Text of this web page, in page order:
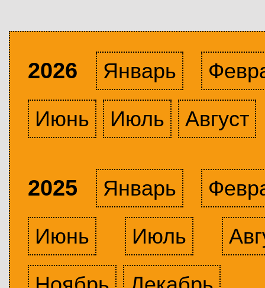
2026 Январь
Июнь
Июль Август
2025 Январь
Июнь
Июль